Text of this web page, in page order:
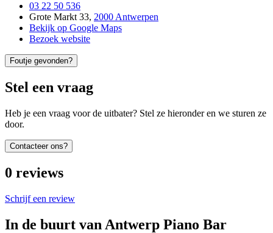
03 22 50 536
Grote Markt 33, 2000 Antwerpen
Bekijk op Google Maps
Bezoek website
Foutje gevonden?
Stel een vraag
Heb je een vraag voor de uitbater? Stel ze hieronder en we sturen ze
door.
Contacteer ons?
0 reviews
Schrijf een review
In de buurt van Antwerp Piano Bar